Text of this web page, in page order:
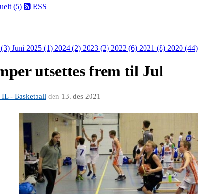
(5) RSS
(3) Juni 2025 (1) 2024 (2) 2023 (2) 2022 (6) 2021 (8) 2020 (44)
utsettes frem til Jul
IL - Basketball den 13. des 2021